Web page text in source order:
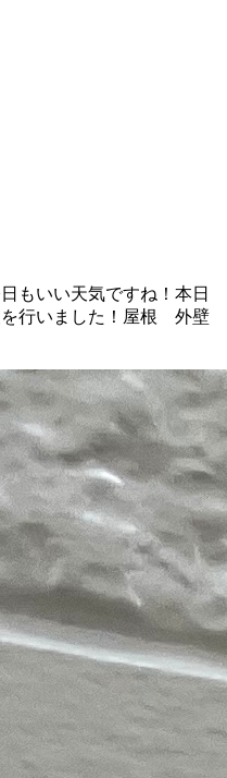
もいい天気ですね！本日
を行いました！屋根 外壁